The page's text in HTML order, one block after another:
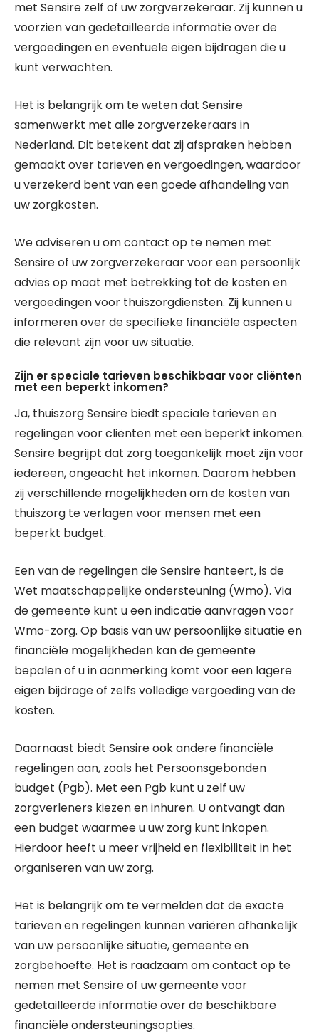
met Sensire zelf of uw zorgverzekeraar. Zij kunnen u
voorzien van gedetailleerde informatie over de
vergoedingen en eventuele eigen bijdragen die u
kunt verwachten.
Het is belangrijk om te weten dat Sensire
samenwerkt met alle zorgverzekeraars in
Nederland. Dit betekent dat zij afspraken hebben
gemaakt over tarieven en vergoedingen, waardoor
u verzekerd bent van een goede afhandeling van
uw zorgkosten.
We adviseren u om contact op te nemen met
Sensire of uw zorgverzekeraar voor een persoonlijk
advies op maat met betrekking tot de kosten en
vergoedingen voor thuiszorgdiensten. Zij kunnen u
informeren over de specifieke financiële aspecten
die relevant zijn voor uw situatie.
Zijn er speciale tarieven beschikbaar voor cliënten
met een beperkt inkomen?
Ja, thuiszorg Sensire biedt speciale tarieven en
regelingen voor cliënten met een beperkt inkomen.
Sensire begrijpt dat zorg toegankelijk moet zijn voor
iedereen, ongeacht het inkomen. Daarom hebben
zij verschillende mogelijkheden om de kosten van
thuiszorg te verlagen voor mensen met een
beperkt budget.
Een van de regelingen die Sensire hanteert, is de
Wet maatschappelijke ondersteuning (Wmo). Via
de gemeente kunt u een indicatie aanvragen voor
Wmo-zorg. Op basis van uw persoonlijke situatie en
financiële mogelijkheden kan de gemeente
bepalen of u in aanmerking komt voor een lagere
eigen bijdrage of zelfs volledige vergoeding van de
kosten.
Daarnaast biedt Sensire ook andere financiële
regelingen aan, zoals het Persoonsgebonden
budget (Pgb). Met een Pgb kunt u zelf uw
zorgverleners kiezen en inhuren. U ontvangt dan
een budget waarmee u uw zorg kunt inkopen.
Hierdoor heeft u meer vrijheid en flexibiliteit in het
organiseren van uw zorg.
Het is belangrijk om te vermelden dat de exacte
tarieven en regelingen kunnen variëren afhankelijk
van uw persoonlijke situatie, gemeente en
zorgbehoefte. Het is raadzaam om contact op te
nemen met Sensire of uw gemeente voor
gedetailleerde informatie over de beschikbare
financiële ondersteuningsopties.